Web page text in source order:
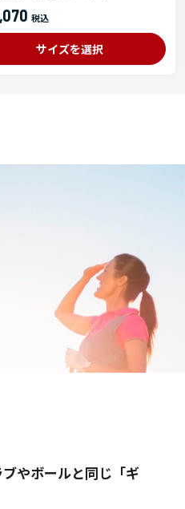
サイズを選択
やボールと同じ「ギ